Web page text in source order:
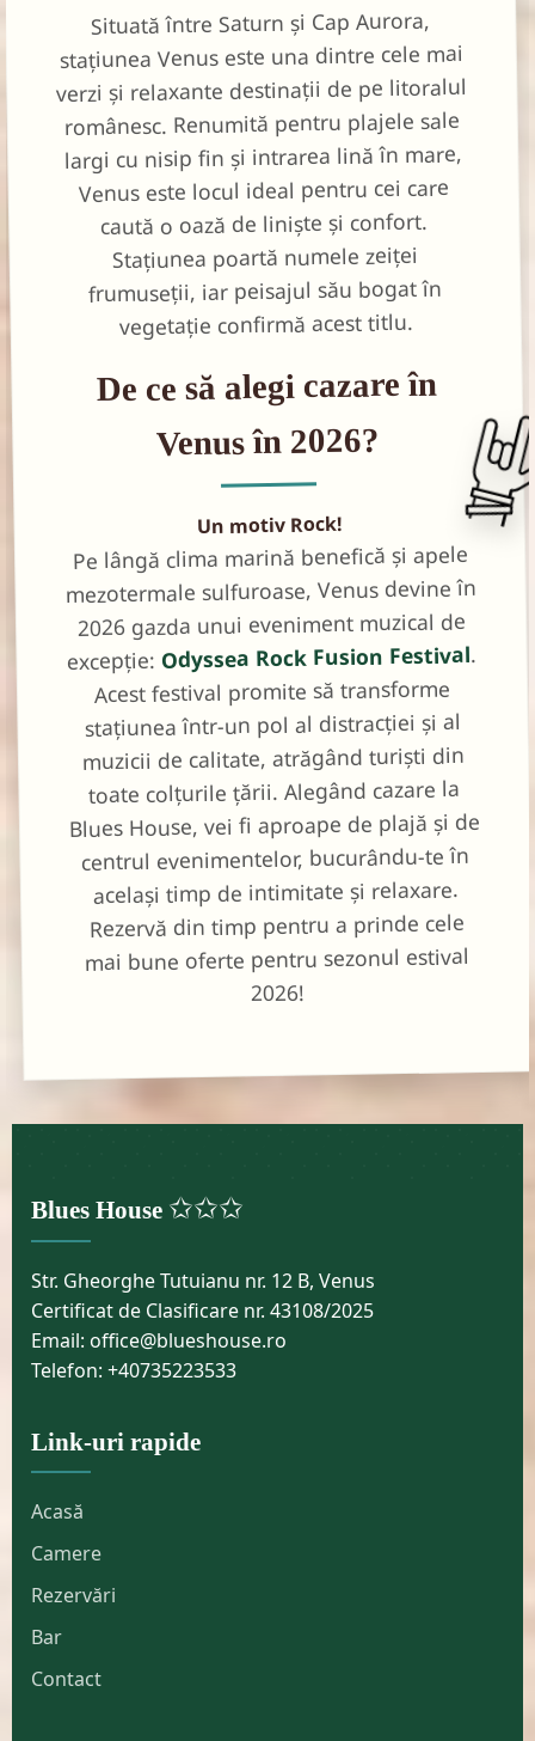
Situată între Saturn și Cap Aurora,
stațiunea Venus este una dintre cele mai
verzi și relaxante destinații de pe litoralul
românesc. Renumită pentru plajele sale
largi cu nisip fin și intrarea lină în mare,
Venus este locul ideal pentru cei care
caută o oază de liniște și confort.
Stațiunea poartă numele zeiței
frumuseții, iar peisajul său bogat în
vegetație confirmă acest titlu.
De ce să alegi cazare în
Venus în 2026?
Un motiv Rock!
Pe lângă clima marină benefică și apele
mezotermale sulfuroase, Venus devine în
2026 gazda unui eveniment muzical de
excepție: Odyssea Rock Fusion Festival.
Acest festival promite să transforme
stațiunea într-un pol al distracției și al
muzicii de calitate, atrăgând turiști din
toate colțurile țării. Alegând cazare la
Blues House, vei fi aproape de plajă și de
centrul evenimentelor, bucurându-te în
același timp de intimitate și relaxare.
Rezervă din timp pentru a prinde cele
mai bune oferte pentru sezonul estival
2026!
Blues House ✩✩✩
Str. Gheorghe Tutuianu nr. 12 B, Venus
Certificat de Clasificare nr. 43108/2025
Email: office@blueshouse.ro
Telefon: +40735223533
Link-uri rapide
Acasă
Camere
Rezervări
Bar
Contact